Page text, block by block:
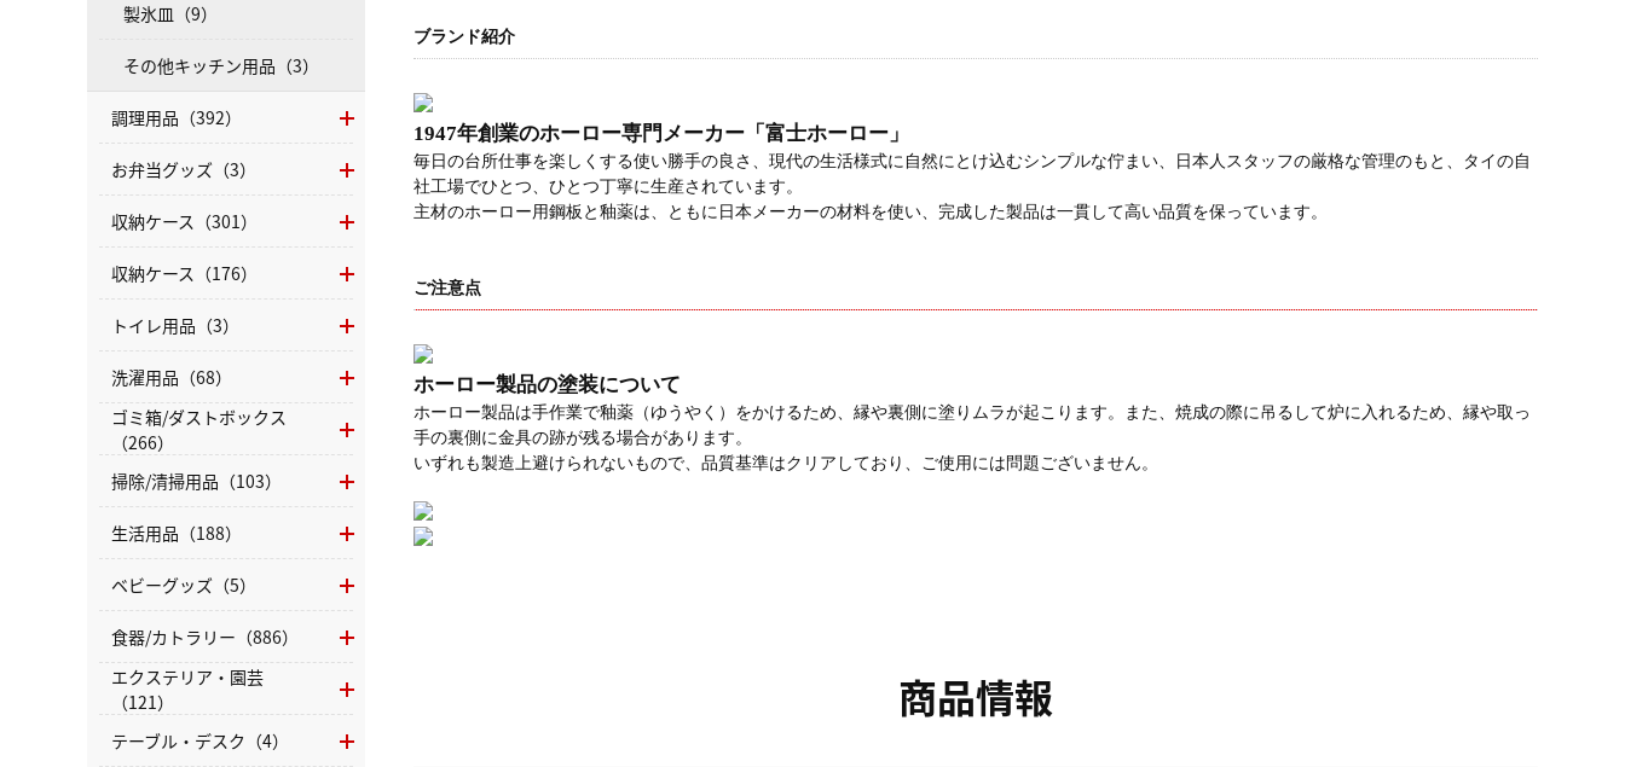
ブランド紹介
1947年創業のホーロー専門メーカー「富士ホーロー」
毎日の台所仕事を楽しくする使い勝手の良さ、現代の生活様式に自然にとけ込むシンプルな佇まい、日本人スタッフの厳格な管理のもと、タイの自
社工場でひとつ、ひとつ丁寧に生産されています。
主材のホーロー用鋼板と釉薬は、ともに日本メーカーの材料を使い、完成した製品は一貫して高い品質を保っています。
ご注意点
ホーロー製品の塗装について
ホーロー製品は手作業で釉薬（ゆうやく）をかけるため、縁や裏側に塗りムラが起こります。また、焼成の際に吊るして炉に入れるため、縁や取っ
手の裏側に金具の跡が残る場合があります。
いずれも製造上避けられないもので、品質基準はクリアしており、ご使用には問題ございません。
商品情報
製氷皿（9）
その他キッチン用品（3）
調理用品（392）
お弁当グッズ（3）
収納ケース（301）
収納ケース（176）
トイレ用品（3）
洗濯用品（68）
ゴミ箱/ダストボックス
（266）
掃除/清掃用品（103）
生活用品（188）
ベビーグッズ（5）
食器/カトラリー（886）
エクステリア・園芸
（121）
テーブル・デスク（4）